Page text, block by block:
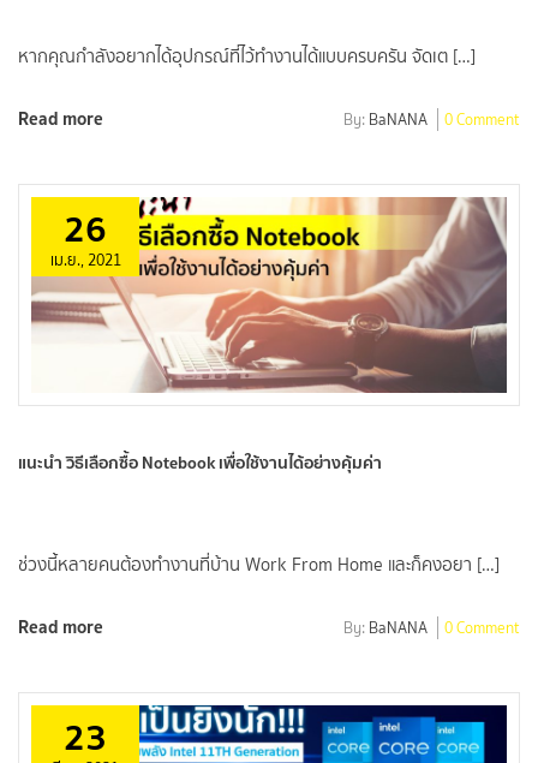
หากคุณกำลังอยากได้อุปกรณ์ที่ไว้ทำงานได้แบบครบครัน จัดเต […]
Read more By: BaNANA 0 Comment
26
เม.ย., 2021
แนะนำ วิธีเลือกซื้อ Notebook เพื่อใช้งานได้อย่างคุ้มค่า
ช่วงนี้หลายคนต้องทำงานที่บ้าน Work From Home และก็คงอยา […]
Read more By: BaNANA 0 Comment
23